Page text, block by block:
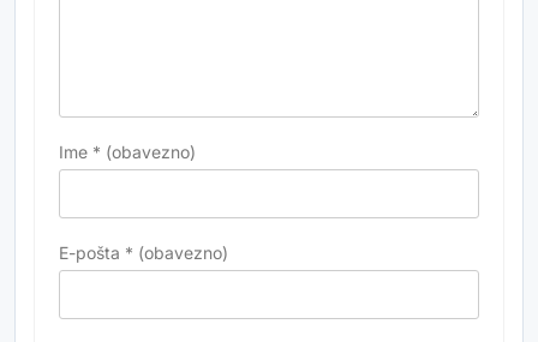
Ime * (obavezno)
E-pošta * (obavezno)